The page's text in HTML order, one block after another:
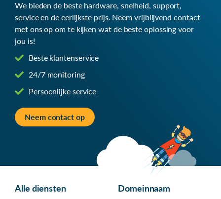
We bieden de beste hardware, snelheid, support,
service en de eerlijkste prijs. Neem vrijblijvend contact
met ons op om te kijken wat de beste oplossing voor
jou is!
Beste klantenservice
24/7 monitoring
Persoonlijke service
Neem contact op
Alle diensten Domeinnaam